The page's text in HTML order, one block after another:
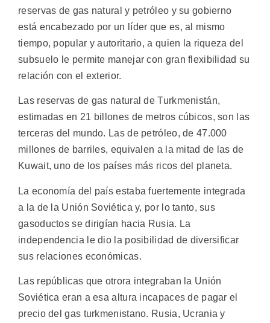
reservas de gas natural y petróleo y su gobierno
está encabezado por un líder que es, al mismo
tiempo, popular y autoritario, a quien la riqueza del
subsuelo le permite manejar con gran flexibilidad su
relación con el exterior.
Las reservas de gas natural de Turkmenistán,
estimadas en 21 billones de metros cúbicos, son las
terceras del mundo. Las de petróleo, de 47.000
millones de barriles, equivalen a la mitad de las de
Kuwait, uno de los países más ricos del planeta.
La economía del país estaba fuertemente integrada
a la de la Unión Soviética y, por lo tanto, sus
gasoductos se dirigían hacia Rusia. La
independencia le dio la posibilidad de diversificar
sus relaciones económicas.
Las repúblicas que otrora integraban la Unión
Soviética eran a esa altura incapaces de pagar el
precio del gas turkmenistano. Rusia, Ucrania y